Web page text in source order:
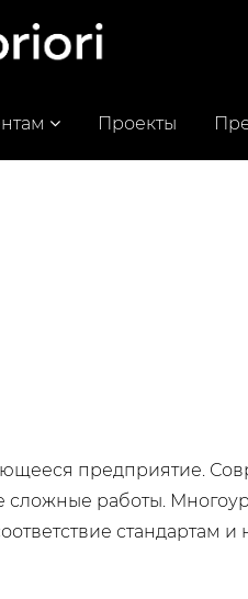
Проекты
предприятие.
работы.
стандартам и